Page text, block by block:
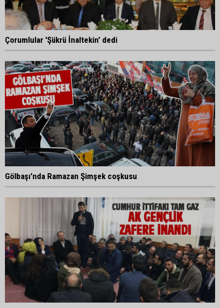
Çorumlular 'Şükrü İnaltekin' dedi
Gölbaşı'nda Ramazan Şimşek coşkusu